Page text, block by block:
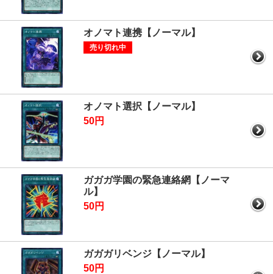
オノマト連携【ノーマル】
売り切れ中
オノマト選択【ノーマル】
50円
ガガガ学園の緊急連絡網【ノーマ
ル】
50円
ガガガリベンジ【ノーマル】
50円